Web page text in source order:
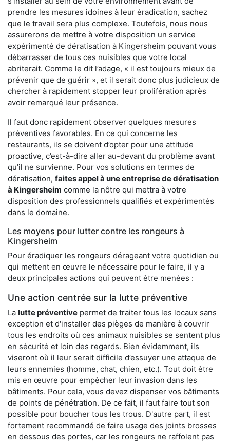
prendre les mesures idoines à leur éradication, sachez
que le travail sera plus complexe. Toutefois, nous nous
assurerons de mettre à votre disposition un service
expérimenté de dératisation à Kingersheim pouvant vous
débarrasser de tous ces nuisibles que votre local
abriterait. Comme le dit l’adage, « il est toujours mieux de
prévenir que de guérir », et il serait donc plus judicieux de
chercher à rapidement stopper leur prolifération après
avoir remarqué leur présence.
Il faut donc rapidement observer quelques mesures
préventives favorables. En ce qui concerne les
restaurants, ils se doivent d’opter pour une attitude
proactive, c’est-à-dire aller au-devant du problème avant
qu’il ne survienne. Pour vos solutions en termes de
dératisation, faites appel à une entreprise de dératisation
à Kingersheim comme la nôtre qui mettra à votre
disposition des professionnels qualifiés et expérimentés
dans le domaine.
Les moyens pour lutter contre les rongeurs à
Kingersheim
Pour éradiquer les rongeurs dérageant votre quotidien ou
qui mettent en œuvre le nécessaire pour le faire, il y a
deux principales actions qui peuvent être menées :
Une action centrée sur la lutte préventive
La lutte préventive permet de traiter tous les locaux sans
exception et d'installer des pièges de manière à couvrir
tous les endroits où ces animaux nuisibles se sentent plus
en sécurité et loin des regards. Bien évidemment, ils
viseront où il leur serait difficile d’essuyer une attaque de
leurs ennemies (homme, chat, chien, etc.). Tout doit être
mis en œuvre pour empêcher leur invasion dans les
bâtiments. Pour cela, vous devez dispenser vos bâtiments
de points de pénétration. De ce fait, il faut faire tout son
possible pour boucher tous les trous. D'autre part, il est
fortement recommandé de faire usage des joints brosses
en dessous des portes, car les rongeurs ne raffolent pas